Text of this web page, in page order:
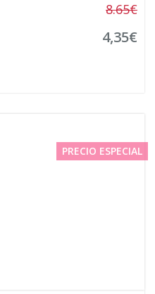
8.65€
4,35€
PRECIO ESPECIAL